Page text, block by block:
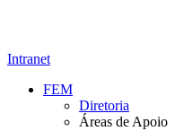
Intranet
FEM
Diretoria
Áreas de Apoio